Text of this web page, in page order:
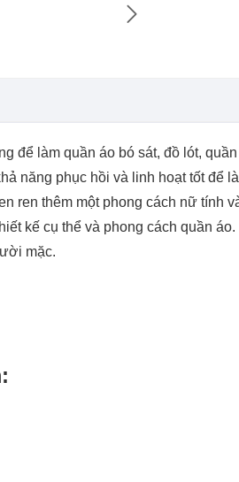

để làm quần áo bó sát, đồ lót,
năng phục hồi và linh hoạt tốt để
ren thêm một phong cách nữ tính
kế cụ thể và phong cách quần
mặc.